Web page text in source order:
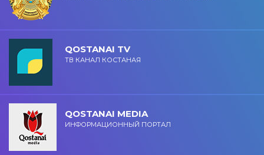
QOSTANAI TV
ТВ КАНАЛ КОСТАНАЯ
QOSTANAI MEDIA
ИНФОРМАЦИОННЫЙ ПОРТАЛ